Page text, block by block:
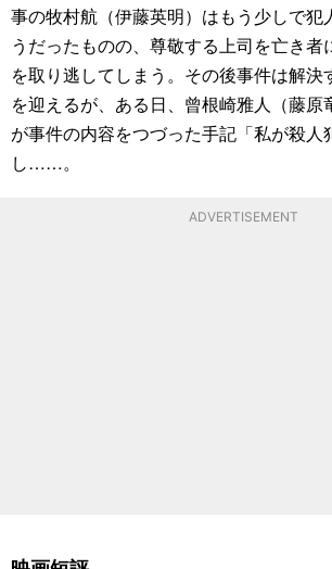
事の牧村航（伊藤英明）はもう少しで犯
うだったものの、尊敬する上司を亡き者
を取り逃してしまう。その後事件は解決
を迎えるが、ある日、曾根崎雅人（藤原
が事件の内容をつづった手記「私が殺人
し……。
ADVERTISEMENT